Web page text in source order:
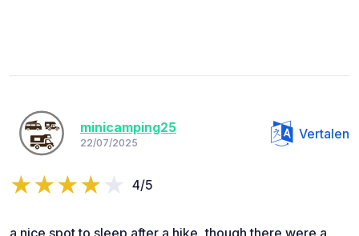
minicamping25
22/07/2025
Vertalen
4/5
a nice spot to sleep after a hike, though there were a